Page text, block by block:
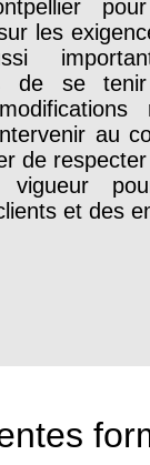
les
de se
au
de
vigueur
et des